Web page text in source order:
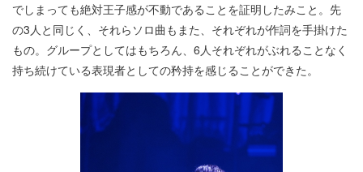
でしまっても絶対王子感が不動であることを証明したみこと。先
の3人と同じく、それらソロ曲もまた、それぞれが作詞を手掛けた
もの。グループとしてはもちろん、6人それぞれがぶれることなく
持ち続けている表現者としての矜持を感じることができた。